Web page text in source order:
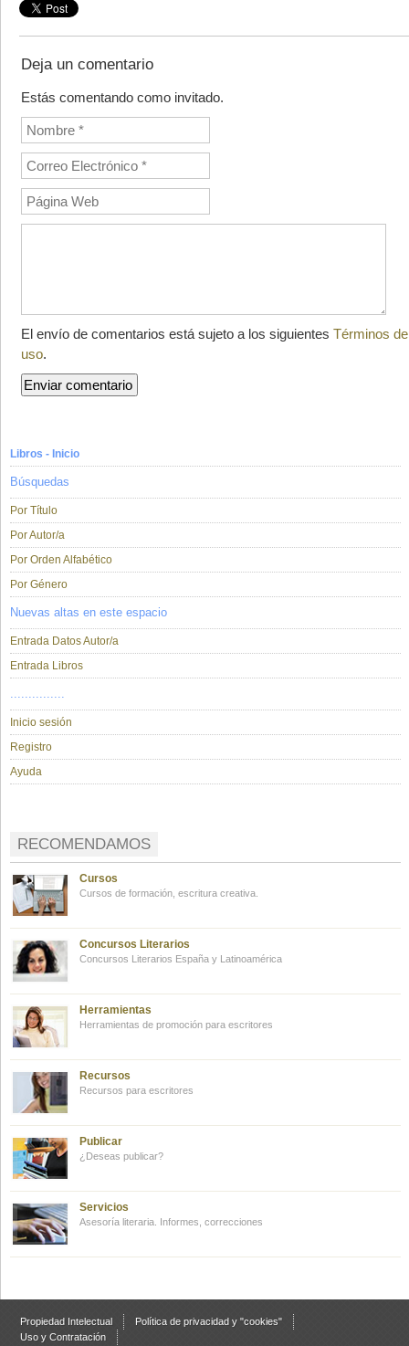
Deja un comentario
Estás comentando como invitado.
El envío de comentarios está sujeto a los siguientes Términos de
uso.
Libros - Inicio
Búsquedas
Por Título
Por Autor/a
Por Orden Alfabético
Por Género
Nuevas altas en este espacio
Entrada Datos Autor/a
Entrada Libros
...............
Inicio sesión
Registro
Ayuda
RECOMENDAMOS
Cursos
Cursos de formación, escritura creativa.
Concursos Literarios
Concursos Literarios España y Latinoamérica
Herramientas
Herramientas de promoción para escritores
Recursos
Recursos para escritores
Publicar
¿Deseas publicar?
Servicios
Asesoría literaria. Informes, correcciones
Propiedad Intelectual
Política de privacidad y "cookies"
Uso y Contratación